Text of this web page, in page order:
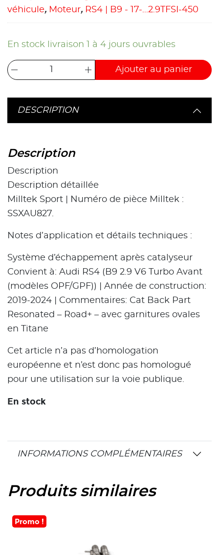
véhicule, Moteur, RS4 | B9 - 17-...2.9TFSI-450
En stock livraison 1 à 4 jours ouvrables
Ajouter au panier
DESCRIPTION
Description
Description
Description détaillée
Milltek Sport | Numéro de pièce Milltek :
SSXAU827.
Notes d’application et détails techniques :
Système d’échappement après catalyseur
Convient à: Audi RS4 (B9 2.9 V6 Turbo Avant
(modèles OPF/GPF)) | Année de construction:
2019-2024 | Commentaires: Cat Back Part
Resonated – Road+ – avec garnitures ovales
en Titane
Cet article n’a pas d’homologation
européenne et n’est donc pas homologué
pour une utilisation sur la voie publique.
En stock
INFORMATIONS COMPLÉMENTAIRES
Produits similaires
Promo !